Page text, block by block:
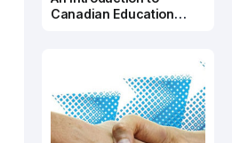
Canadian Education